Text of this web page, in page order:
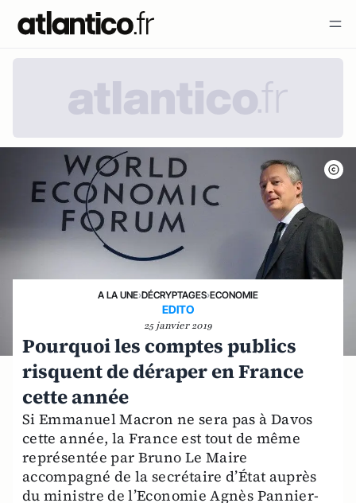
A LA UNE›DÉCRYPTAGES›ECONOMIE
EDITO
25 janvier 2019
Pourquoi les comptes publics
risquent de déraper en France
cette année
Si Emmanuel Macron ne sera pas à Davos
cette année, la France est tout de même
représentée par Bruno Le Maire
accompagné de la secrétaire d’État auprès
du ministre de l’Economie Agnès Pannier-